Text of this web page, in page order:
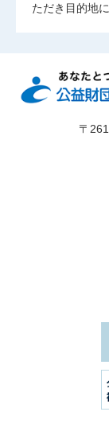
ただき目的地
〒